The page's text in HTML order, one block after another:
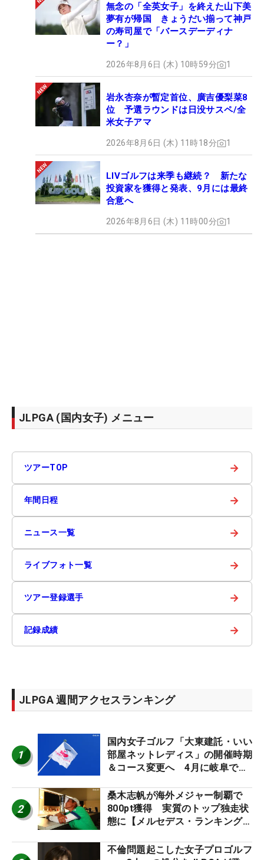
無念の「全英女子」を終えた山下美
夢有が帰国 きょうだい揃って神戸
の寿司屋で「バースデーディナ
ー？」
2026年8月6日 (木) 10時59分 1
岩永杏奈が暫定首位、廣吉優梨菜8
位 予選ラウンドは日没サスペ/全
米女子アマ
2026年8月6日 (木) 11時18分 1
LIVゴルフは来季も継続？ 新たな
投資家を獲得と発表、9月には最終
合意へ
2026年8月6日 (木) 11時00分 1
JLPGA (国内女子) メニュー
ツアーTOP →
年間日程 →
ニュース一覧 →
ライブフォト一覧 →
ツアー登録選手 →
記録成績 →
JLPGA 週間アクセスランキング
1
国内女子ゴルフ「大東建託・いい
部屋ネットレディス」の開催時期
＆コース変更へ 4月に岐阜で開
2
桑木志帆が海外メジャー制覇で
800pt獲得 実質のトップ独走状
態に【メルセデス・ランキング番
不倫問題起こした女子プロゴルフ